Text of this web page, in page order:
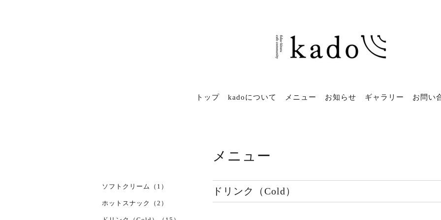
トップ kadoについて メニュー お知らせ ギャラリー お問い
メニュー
ドリンク（Cold）
ソフトクリーム（1）
ホットスナック（2）